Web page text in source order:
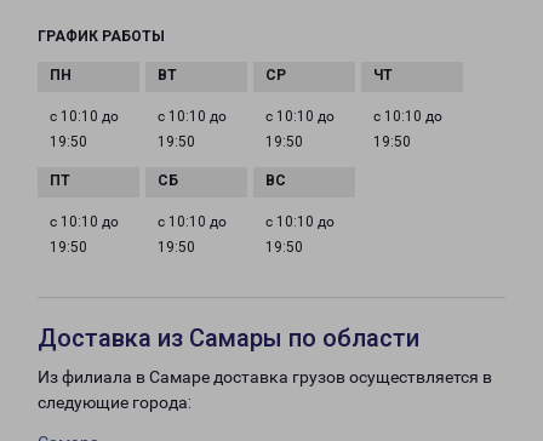
ГРАФИК РАБОТЫ
с 10:10 до
19:50
с 10:10 до
19:50
с 10:10 до
19:50
с 10:10 до
19:50
с 10:10 до
19:50
с 10:10 до
19:50
с 10:10 до
19:50
Доставка из Самары по области
Из филиала в Самаре доставка грузов осуществляется в
следующие города: